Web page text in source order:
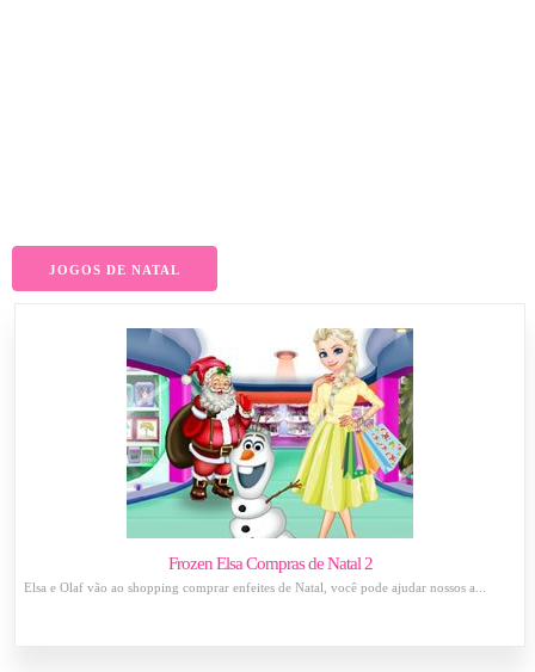
JOGOS DE NATAL
Frozen Elsa Compras de Natal 2
Elsa e Olaf vão ao shopping comprar enfeites de Natal, você pode ajudar nossos a...